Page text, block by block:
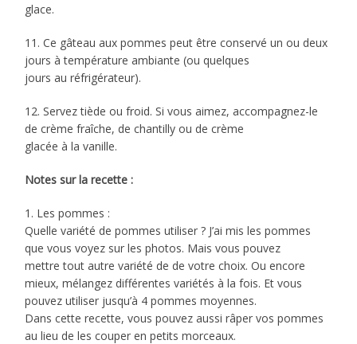
glace.
11. Ce gâteau aux pommes peut être conservé un ou deux
jours à température ambiante (ou quelques
jours au réfrigérateur).
12. Servez tiède ou froid. Si vous aimez, accompagnez-le
de crème fraîche, de chantilly ou de crème
glacée à la vanille.
Notes sur la recette :
1. Les pommes :
Quelle variété de pommes utiliser ? J’ai mis les pommes
que vous voyez sur les photos. Mais vous pouvez
mettre tout autre variété de de votre choix. Ou encore
mieux, mélangez différentes variétés à la fois. Et vous
pouvez utiliser jusqu’à 4 pommes moyennes.
Dans cette recette, vous pouvez aussi râper vos pommes
au lieu de les couper en petits morceaux.